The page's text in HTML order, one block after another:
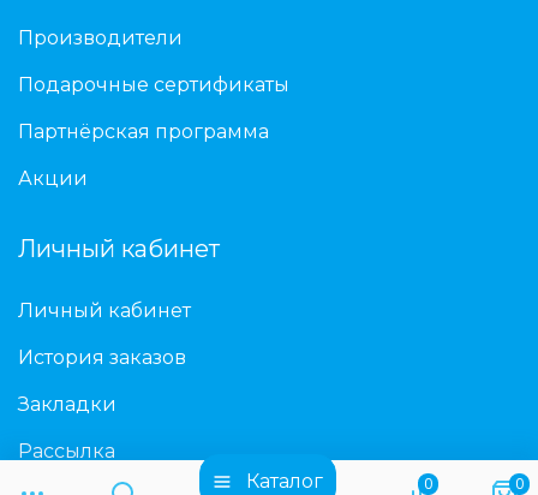
Каталог 0 0
Производители
Подарочные сертификаты
Партнёрская программа
Акции
Личный кабинет
Личный кабинет
История заказов
Закладки
Рассылка